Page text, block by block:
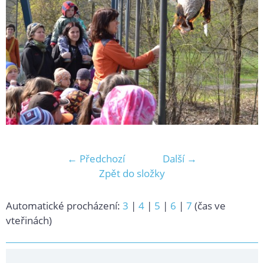
← Předchozí
Další →
Zpět do složky
Automatické procházení: 3 | 4 | 5 | 6 | 7 (čas ve
vteřinách)